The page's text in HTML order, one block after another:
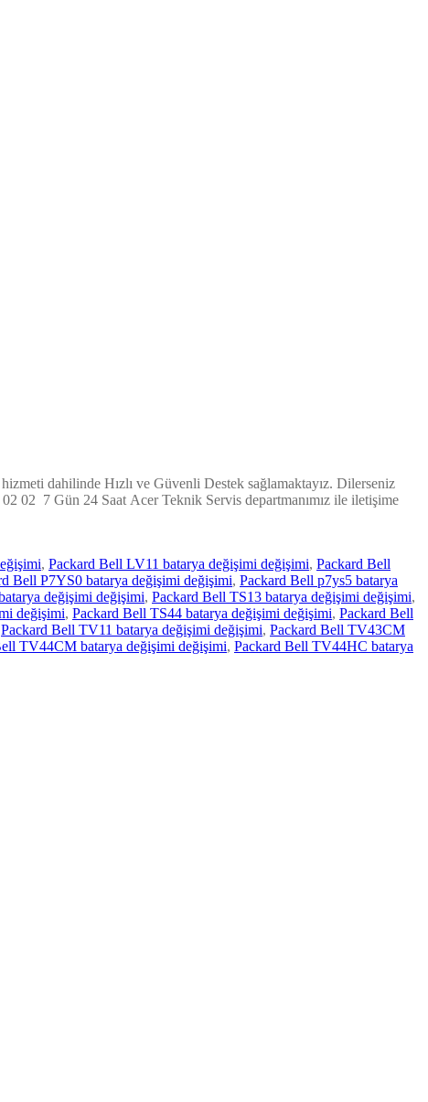
dahilinde Hızlı ve Güvenli Destek sağlamaktayız. Dilerseniz
02 7 Gün 24 Saat Acer Teknik Servis departmanımız ile iletişime
, Packard Bell LV11 batarya değişimi değişimi, Packard Bell
Bell P7YS0 batarya değişimi değişimi, Packard Bell p7ys5 batarya
değişimi değişimi, Packard Bell TS13 batarya değişimi değişimi,
değişimi, Packard Bell TS44 batarya değişimi değişimi, Packard Bell
Packard Bell TV11 batarya değişimi değişimi, Packard Bell TV43CM
TV44CM batarya değişimi değişimi, Packard Bell TV44HC batarya